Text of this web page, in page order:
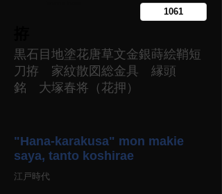
黒石目地塗花唐草文金銀蒔絵鞘短
刀拵 家紋散図総金具 縁頭
銘 大塚春将（花押）
"Hana-karakusa" mon makie
saya, tanto koshirae
江戸時代